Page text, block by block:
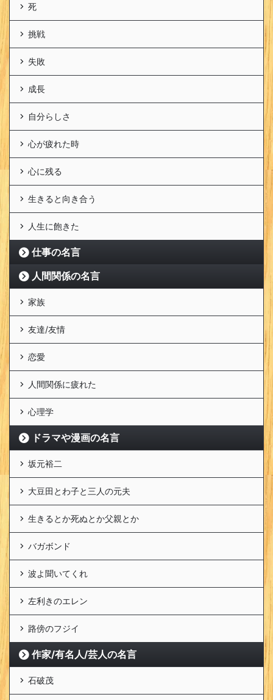
死
挑戦
失敗
成長
自分らしさ
心が疲れた時
心に残る
生きると向き合う
人生に飽きた
仕事の名言
人間関係の名言
家族
友達/友情
恋愛
人間関係に疲れた
心理学
ドラマや漫画の名言
坂元裕二
大豆田とわ子と三人の元夫
生きるとか死ぬとか父親とか
バガボンド
波よ聞いてくれ
左利きのエレン
路傍のフジイ
作家/有名人/芸人の名言
石破茂